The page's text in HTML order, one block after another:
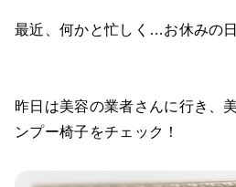
最近、何かと忙しく…お休みの
昨日は美容の業者さんに行き、
ンプー椅子をチェック！